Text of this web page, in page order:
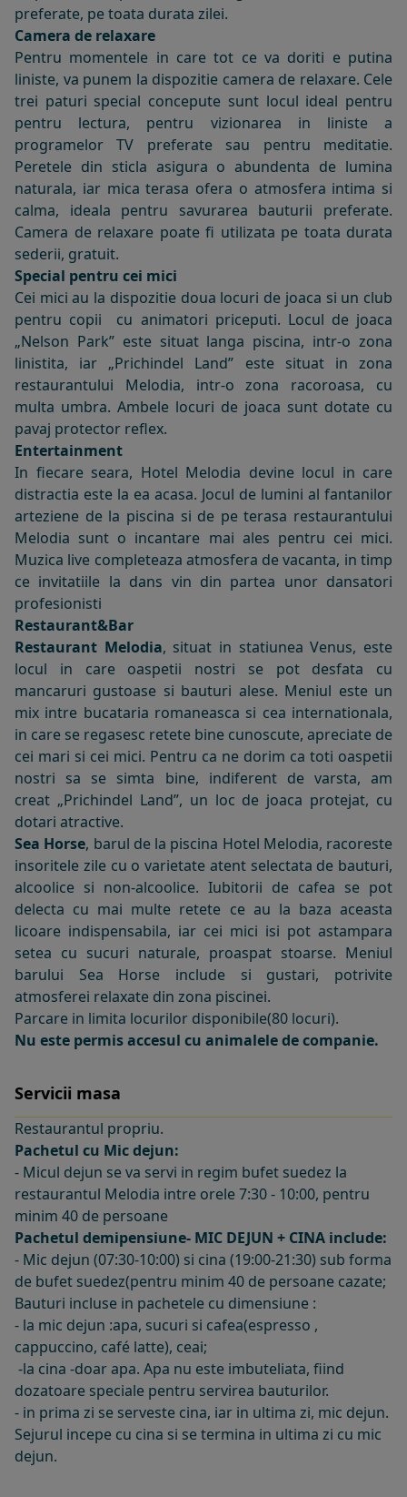
preferate, pe toata durata zilei.
Camera de relaxare
Pentru momentele in care tot ce va doriti e putina
liniste, va punem la dispozitie camera de relaxare. Cele
trei paturi special concepute sunt locul ideal pentru
pentru lectura, pentru vizionarea in liniste a
programelor TV preferate sau pentru meditatie.
Peretele din sticla asigura o abundenta de lumina
naturala, iar mica terasa ofera o atmosfera intima si
calma, ideala pentru savurarea bauturii preferate.
Camera de relaxare poate fi utilizata pe toata durata
sederii, gratuit.
Special pentru cei mici
Cei mici au la dispozitie doua locuri de joaca si un club
pentru copii cu animatori priceputi. Locul de joaca
„Nelson Park” este situat langa piscina, intr-o zona
linistita, iar „Prichindel Land” este situat in zona
restaurantului Melodia, intr-o zona racoroasa, cu
multa umbra. Ambele locuri de joaca sunt dotate cu
pavaj protector reflex.
Entertainment
In fiecare seara, Hotel Melodia devine locul in care
distractia este la ea acasa. Jocul de lumini al fantanilor
arteziene de la piscina si de pe terasa restaurantului
Melodia sunt o incantare mai ales pentru cei mici.
Muzica live completeaza atmosfera de vacanta, in timp
ce invitatiile la dans vin din partea unor dansatori
profesionisti
Restaurant&Bar
Restaurant Melodia, situat in statiunea Venus, este
locul in care oaspetii nostri se pot desfata cu
mancaruri gustoase si bauturi alese. Meniul este un
mix intre bucataria romaneasca si cea internationala,
in care se regasesc retete bine cunoscute, apreciate de
cei mari si cei mici. Pentru ca ne dorim ca toti oaspetii
nostri sa se simta bine, indiferent de varsta, am
creat „Prichindel Land”, un loc de joaca protejat, cu
dotari atractive.
Sea Horse, barul de la piscina Hotel Melodia, racoreste
insoritele zile cu o varietate atent selectata de bauturi,
alcoolice si non-alcoolice. Iubitorii de cafea se pot
delecta cu mai multe retete ce au la baza aceasta
licoare indispensabila, iar cei mici isi pot astampara
setea cu sucuri naturale, proaspat stoarse. Meniul
barului Sea Horse include si gustari, potrivite
atmosferei relaxate din zona piscinei.
Parcare in limita locurilor disponibile(80 locuri).
Nu este permis accesul cu animalele de companie.
Servicii masa
Restaurantul propriu.
Pachetul cu Mic dejun:
- Micul dejun se va servi in regim bufet suedez la
restaurantul Melodia intre orele 7:30 - 10:00, pentru
minim 40 de persoane
Pachetul demipensiune- MIC DEJUN + CINA include:
- Mic dejun (07:30-10:00) si cina (19:00-21:30) sub forma
de bufet suedez(pentru minim 40 de persoane cazate;
Bauturi incluse in pachetele cu dimensiune :
- la mic dejun :apa, sucuri si cafea(espresso ,
cappuccino, café latte), ceai;
-la cina -doar apa. Apa nu este imbuteliata, fiind
dozatoare speciale pentru servirea bauturilor.
- in prima zi se serveste cina, iar in ultima zi, mic dejun.
Sejurul incepe cu cina si se termina in ultima zi cu mic
dejun.